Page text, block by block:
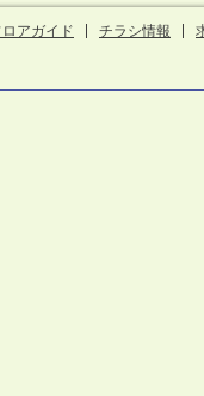
ロアガイド チラシ情報